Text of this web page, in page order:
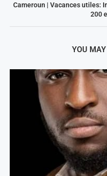
Cameroun | Vacances utiles:
200
YOU